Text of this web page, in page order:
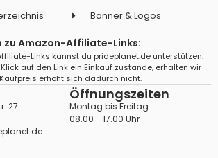
Banner & Logos
Amazon-Affiliate-Links:
Links kannst du prideplanet.de unterstützen:
auf den Link ein Einkauf zustande, erhalten wir
Kaufpreis erhöht sich dadurch nicht.
27
Öffnungszeiten
Montag bis Freitag
08.00 - 17.00 Uhr